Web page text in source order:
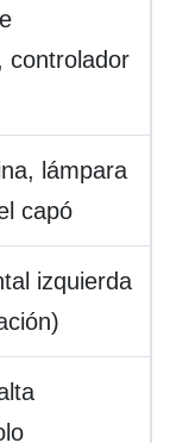
controlador
lámpara
capó
izquierda